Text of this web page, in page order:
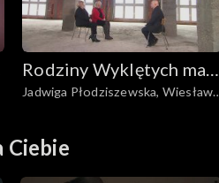
Rodziny Wyklętych mają
głos
Jadwiga Płodziszewska, Wiesława
Ciebie